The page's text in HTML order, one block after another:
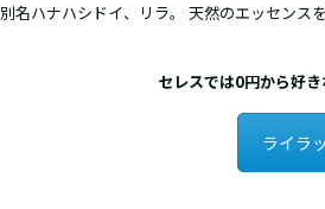
別名ハナハシドイ、リラ。 天然のエッセンス
セレスでは0円から好き
ライラ